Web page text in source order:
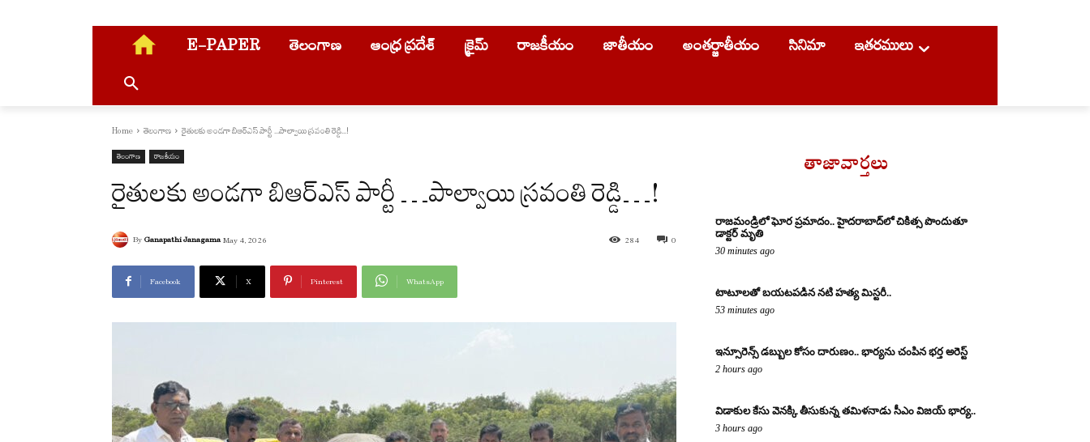
E-PAPER తెలంగాణ ఆంధ్ర ప్రదేశ్ క్రైమ్ రాజకీయం జాతీయం అంతర్జాతీయం సినిమా ఇతరములు
Home తెలంగాణ రైతులకు అండగా బిఆర్ఎస్ పార్టీ ...పాల్వాయి స్రవంతి రెడ్డి...!
తెలంగాణ రాజకీయం
రైతులకు అండగా బిఆర్ఎస్ పార్టీ …పాల్వాయి స్రవంతి రెడ్డి…!
By Ganapathi Janagama May 4, 2026 0
284
Facebook X Pinterest WhatsApp
తాజావార్తలు
రాజమండ్రిలో ఘోర ప్రమాదం.. హైదరాబాద్‌లో చికిత్స పొందుతూ
డాక్టర్ మృతి
30 minutes ago
టాటూలతో బయటపడిన నటి హత్య మిస్టరీ..
53 minutes ago
ఇన్సూరెన్స్ డబ్బుల కోసం దారుణం.. భార్యను చంపిన భర్త అరెస్ట్
2 hours ago
విడాకుల కేసు వెనక్కి తీసుకున్న తమిళనాడు సీఎం విజయ్ భార్య..
3 hours ago